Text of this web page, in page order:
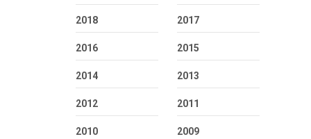
2018 2017
2016 2015
2014 2013
2012 2011
2010 2009